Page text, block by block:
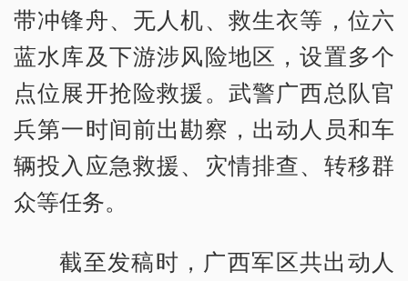
带冲锋舟、无人机、救生衣等，位六
蓝水库及下游涉风险地区，设置多个
点位展开抢险救援。武警广西总队官
兵第一时间前出勘察，出动人员和车
辆投入应急救援、灾情排查、转移群
众等任务。
截至发稿时，广西军区共出动人